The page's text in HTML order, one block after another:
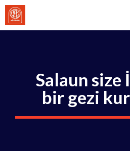
İçeriğe
atla
Salaun size
bir gezi